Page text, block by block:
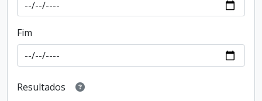
Fim
Resultados